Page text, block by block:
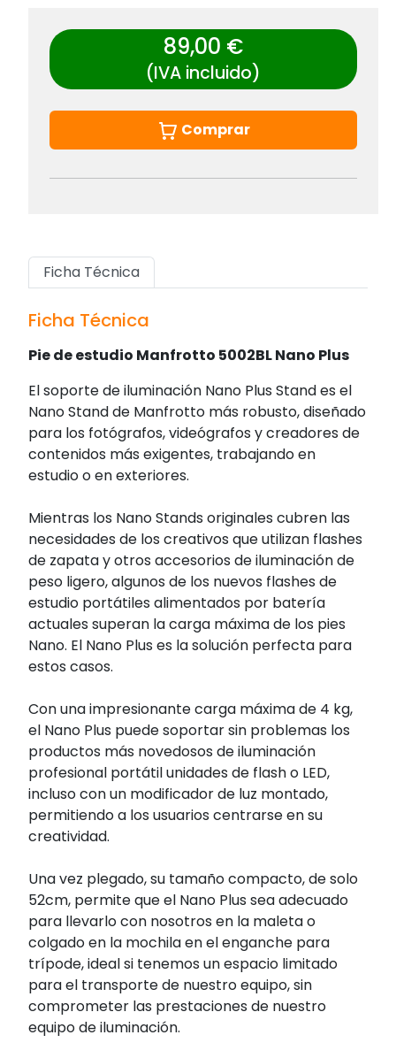
89,00 €
(IVA incluido)
Comprar
Ficha Técnica
Ficha Técnica
Pie de estudio Manfrotto 5002BL Nano Plus
El soporte de iluminación Nano Plus Stand es el
Nano Stand de Manfrotto más robusto, diseñado
para los fotógrafos, videógrafos y creadores de
contenidos más exigentes, trabajando en
estudio o en exteriores.
Mientras los Nano Stands originales cubren las
necesidades de los creativos que utilizan flashes
de zapata y otros accesorios de iluminación de
peso ligero, algunos de los nuevos flashes de
estudio portátiles alimentados por batería
actuales superan la carga máxima de los pies
Nano. El Nano Plus es la solución perfecta para
estos casos.
Con una impresionante carga máxima de 4 kg,
el Nano Plus puede soportar sin problemas los
productos más novedosos de iluminación
profesional portátil unidades de flash o LED,
incluso con un modificador de luz montado,
permitiendo a los usuarios centrarse en su
creatividad.
Una vez plegado, su tamaño compacto, de solo
52cm, permite que el Nano Plus sea adecuado
para llevarlo con nosotros en la maleta o
colgado en la mochila en el enganche para
trípode, ideal si tenemos un espacio limitado
para el transporte de nuestro equipo, sin
comprometer las prestaciones de nuestro
equipo de iluminación.